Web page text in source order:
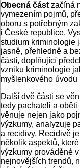
Obecná část začíná
vymezením pojmů,
oboru s potřebným
i České republice.
studium kriminologie
jasně, přehledně a
částí, doplňující
vzniku kriminologie
myšlenkového úvodu
Další dvě části se
tedy pachateli a
věnuje nejen jako
výzkumy, analyzuje
a recidivy. Recidivě
několik aspektů,
výzkumy prováděné
nejnovějších trendů,